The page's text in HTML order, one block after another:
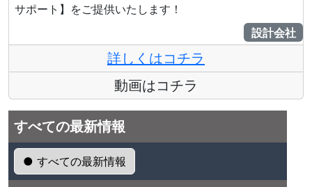
サポート】をご提供いたします！
設計会社
詳しくはコチラ
動画はコチラ
すべての最新情報
● すべての最新情報